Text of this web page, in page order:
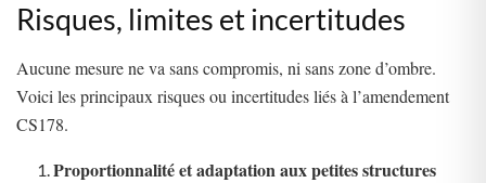
Risques, limites et incertitudes
Aucune mesure ne va sans compromis, ni sans zone d’ombre.
Voici les principaux risques ou incertitudes liés à l’amendement
CS178.
Proportionnalité et adaptation aux petites structures